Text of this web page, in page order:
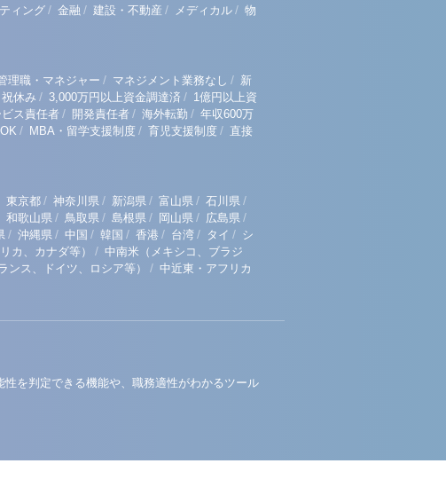
ィング/ 金融 / 建設・不動産 / メディカル / 物
理職・マネジャー / マネジメント業務なし / 新
休み / 3,000万円以上資金調達済 / 1億円以上資
ビス責任者 / 開発責任者 / 海外転勤 / 年収600万
/ MBA・留学支援制度 / 育児支援制度 / 直接
東京都 / 神奈川県 / 新潟県 / 富山県 / 石川県 /
和歌山県 / 鳥取県 / 島根県 / 岡山県 / 広島県 /
/ 沖縄県 / 中国 / 韓国 / 香港 / 台湾 / タイ / シ
カ、カナダ等） / 中南米（メキシコ、ブラジ
ンス、ドイツ、ロシア等） / 中近東・アフリカ
を判定できる機能や、職務適性がわかるツール